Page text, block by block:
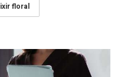
floral